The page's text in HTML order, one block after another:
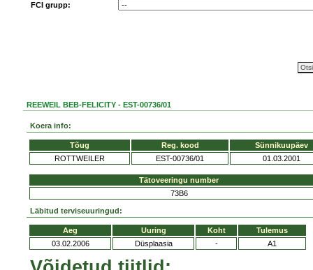
FCI grupp:
REEWEIL BEB-FELICITY - EST-00736/01
Koera info:
Tõug Reg. kood
Sünnikuupäev
ROTTWEILER
EST-00736/01 01.03.2001
Tätoveeringu number
73B6
Läbitud terviseuuringud:
Aeg Uuring Koht
Tulemus
03.02.2006
Düsplaasia - A1